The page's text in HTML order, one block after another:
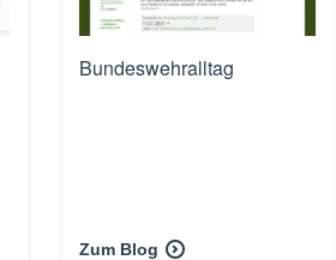
Bundeswehralltag
Zum Blog